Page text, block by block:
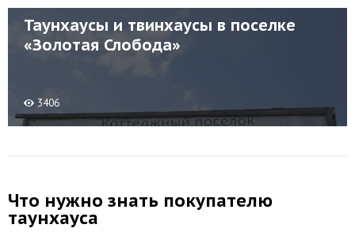
Таунхаусы и твинхаусы в поселке
«Золотая Слобода»
3406
Что нужно знать покупателю
таунхауса